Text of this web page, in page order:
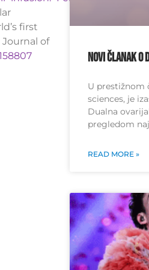
first
of
Novi članak o
U prestižnom
sciences, je
Dualna
pregledom
READ MORE »